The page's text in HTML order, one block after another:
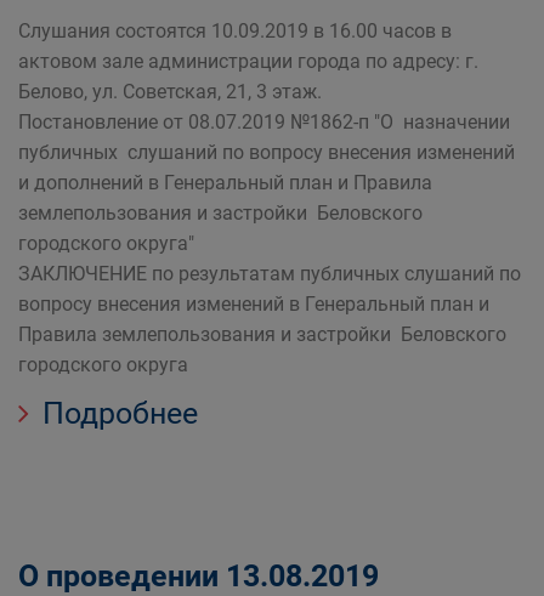
Слушания состоятся 10.09.2019 в 16.00 часов в
актовом зале администрации города по адресу: г.
Белово, ул. Советская, 21, 3 этаж.
Постановление от 08.07.2019 №1862-п "О назначении
публичных слушаний по вопросу внесения изменений
и дополнений в Генеральный план и Правила
землепользования и застройки Беловского
городского округа"
ЗАКЛЮЧЕНИЕ по результатам публичных слушаний по
вопросу внесения изменений в Генеральный план и
Правила землепользования и застройки Беловского
городского округа
Подробнее
О проведении 13.08.2019